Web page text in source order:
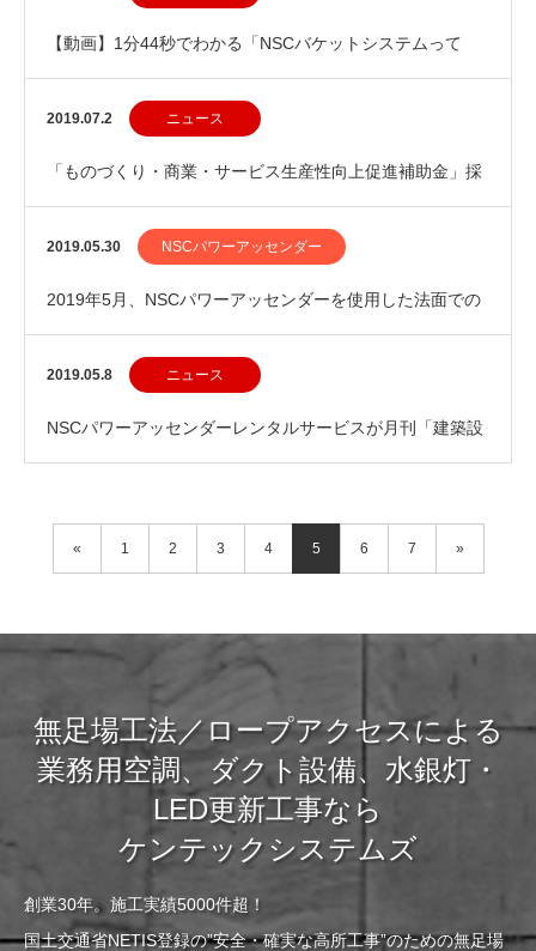
【動画】1分44秒でわかる「NSCバケットシステムって
何？」
2019.07.2 ニュース
「ものづくり・商業・サービス生産性向上促進補助金」採
択案件に選出されました
2019.05.30 NSCパワーアッセンダー
2019年5月、NSCパワーアッセンダーを使用した法面での
レスキュー訓練を行いました！
2019.05.8 ニュース
NSCパワーアッセンダーレンタルサービスが月刊「建築設
« 1 2 3 4 5 6 7 »
無足場工法／ロープアクセスによる
業務用空調、ダクト設備、水銀灯・
LED更新工事なら
ケンテックシステムズ
創業30年。施工実績5000件超！
国土交通省NETIS登録の”安全・確実な高所工事”のための無足場